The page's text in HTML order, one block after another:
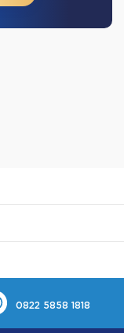
0822 5858 1818